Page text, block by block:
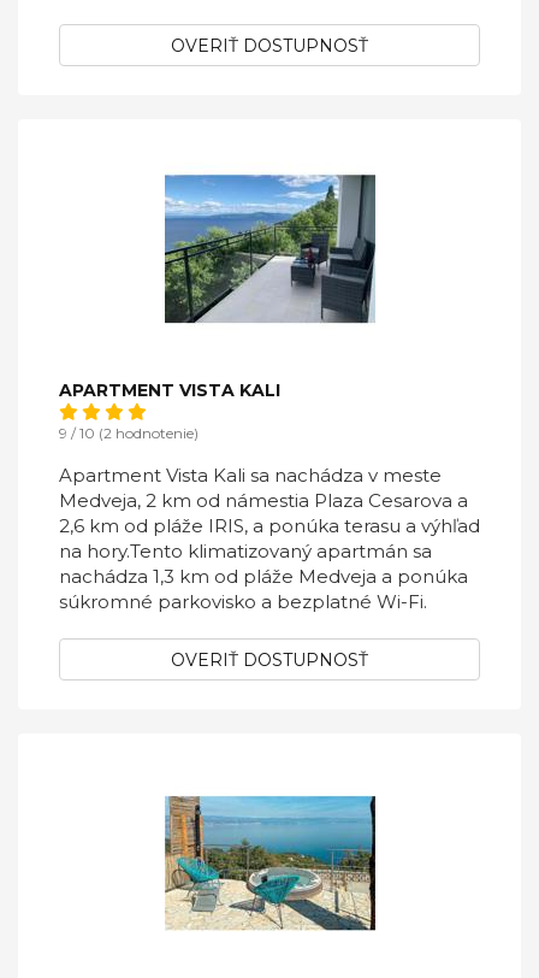
OVERIŤ DOSTUPNOSŤ
APARTMENT VISTA KALI
9 / 10 (2 hodnotenie)
Apartment Vista Kali sa nachádza v meste
Medveja, 2 km od námestia Plaza Cesarova a
2,6 km od pláže IRIS, a ponúka terasu a výhľad
na hory.Tento klimatizovaný apartmán sa
nachádza 1,3 km od pláže Medveja a ponúka
súkromné ​​parkovisko a bezplatné Wi-Fi.
OVERIŤ DOSTUPNOSŤ